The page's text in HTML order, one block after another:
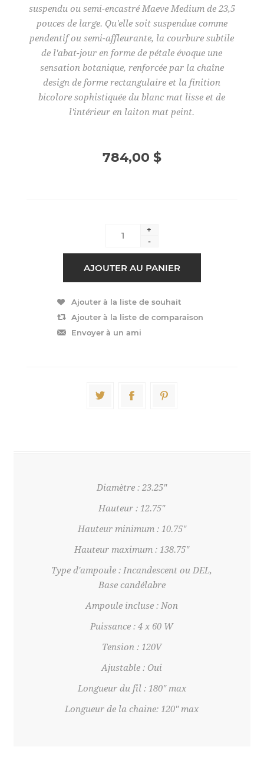
suspendu ou semi-encastré Maeve Medium de 23,5
pouces de large. Qu'elle soit suspendue comme
pendentif ou semi-affleurante, la courbure subtile
de l'abat-jour en forme de pétale évoque une
sensation botanique, renforcée par la chaîne
design de forme rectangulaire et la finition
bicolore sophistiquée du blanc mat lisse et de
l'intérieur en laiton mat peint.
784,00 $
+
-
Diamètre : 23.25"
Hauteur : 12.75"
Hauteur minimum : 10.75"
Hauteur maximum : 138.75"
Type d'ampoule : Incandescent ou DEL,
Base candélabre
Ampoule incluse : Non
Puissance : 4 x 60 W
Tension : 120V
Ajustable : Oui
Longueur du fil : 180" max
Longueur de la chaine: 120" max